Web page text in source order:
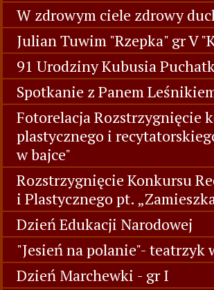
W zdrowym ciele zdrowy
Julian Tuwim "Rzepka" gr V
91 Urodziny Kubusia
Spotkanie z Panem
Fotorelacja Rozstrzygnięcie
plastycznego i
w bajce"
Rozstrzygnięcie Konkursu
i Plastycznego pt.
Dzień Edukacji Narodowej
"Jesień na polanie"- teatrzyk
Dzień Marchewki - gr I